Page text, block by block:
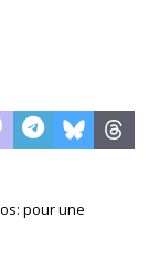
pour une